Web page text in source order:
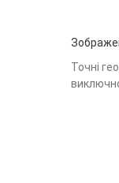
Точні